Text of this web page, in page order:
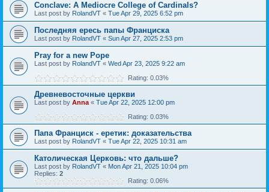
Conclave: A Mediocre College of Cardinals?
Last post by RolandVT « Tue Apr 29, 2025 6:52 pm
Последняя ересь папы Франциска
Last post by RolandVT « Sun Apr 27, 2025 2:53 pm
Pray for a new Pope
Last post by RolandVT « Wed Apr 23, 2025 9:22 am
Rating: 0.03%
Древневосточные церкви
Last post by Anna « Tue Apr 22, 2025 12:00 pm
Rating: 0.03%
Папа Франциск - еретик: доказательства
Last post by RolandVT « Tue Apr 22, 2025 10:31 am
Католическая Церковь: что дальше?
Last post by RolandVT « Mon Apr 21, 2025 10:04 pm
Replies: 2
Rating: 0.06%